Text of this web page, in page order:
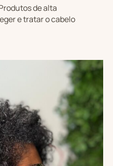
de alta
e tratar o cabelo